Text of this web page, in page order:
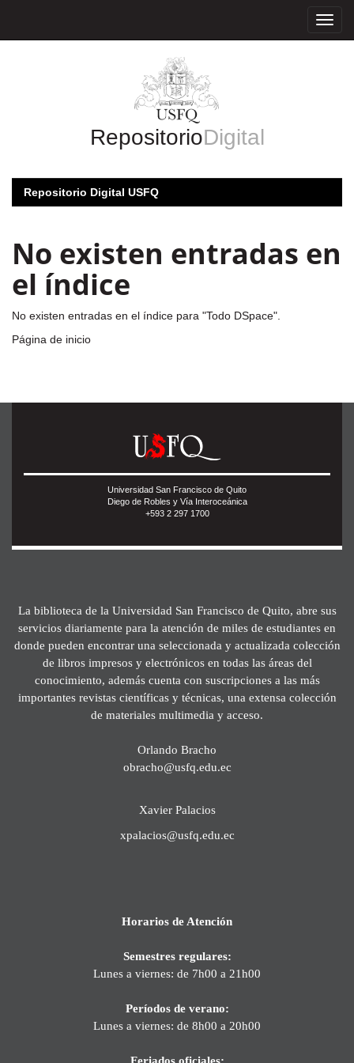
RepositorioDigital
Repositorio Digital USFQ
No existen entradas en
el índice
No existen entradas en el índice para "Todo DSpace".
Página de inicio
Universidad San Francisco de Quito
Diego de Robles y Vía Interoceánica
+593 2 297 1700
La biblioteca de la Universidad San Francisco de Quito, abre sus
servicios diariamente para la atención de miles de estudiantes en
donde pueden encontrar una seleccionada y actualizada colección
de libros impresos y electrónicos en todas las áreas del
conocimiento, además cuenta con suscripciones a las más
importantes revistas científicas y técnicas, una extensa colección
de materiales multimedia y acceso.
Orlando Bracho
obracho@usfq.edu.ec
Xavier Palacios
xpalacios@usfq.edu.ec
Horarios de Atención
Semestres regulares:
Lunes a viernes: de 7h00 a 21h00
Períodos de verano:
Lunes a viernes: de 8h00 a 20h00
Feriados oficiales: